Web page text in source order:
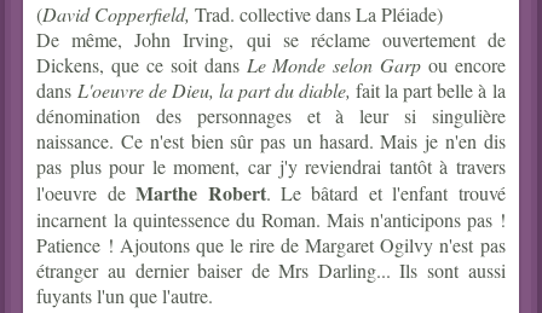
(David Copperfield, Trad. collective dans La Pléiade)
De même, John Irving, qui se réclame ouvertement de
Dickens, que ce soit dans Le Monde selon Garpou encore
dans L'oeuvre de Dieu, la part du diable, fait la part belle à la
dénomination des personnages et à leur si singulière
naissance. Ce n'est bien sûr pas un hasard. Mais je n'en dis
pas plus pour le moment, car j'y reviendrai tantôt à travers
l'oeuvre deMarthe Robert. Le bâtard et l'enfant trouvé
incarnent la quintessence du Roman. Mais n'anticipons pas !
Patience ! Ajoutons que le rire de Margaret Ogilvy n'est pas
étranger au dernier baiser de Mrs Darling... Ils sont aussi
fuyants l'un que l'autre.